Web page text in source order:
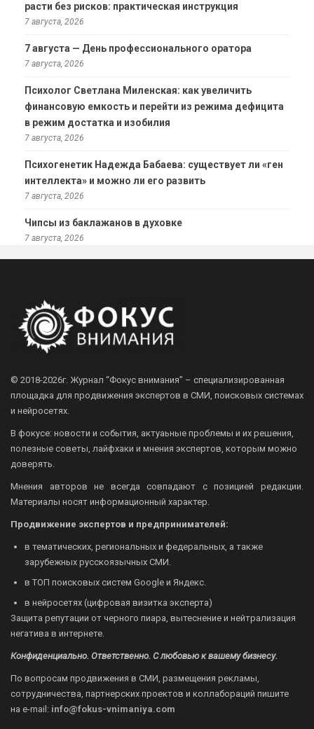
расти без рисков: практическая инструкция
7 августа, 2026
7 августа — День профессионального оратора
7 августа, 2026
Психолог Светлана Миленская: как увеличить
финансовую емкость и перейти из режима дефицита
в режим достатка и изобилия
7 августа, 2026
Психогенетик Надежда Бабаева: существует ли «ген
интеллекта» и можно ли его развить
7 августа, 2026
Чипсы из баклажанов в духовке
7 августа, 2026
© 2018-2026г. Журнал “Фокус внимания” – специализированная
площадка для продвижения экспертов в СМИ, поисковых системах
и нейросетях.
В фокусе: новости и события, актуаьные проблемы и их решения,
полезные советы, лайфхаки и мнения экспертов, которым можно
доверять.
Мнения авторов не всегда совпадают с позицией редакции.
Материалы носят информационный характер.
Продвижение экспертов и предпринимателей:
в тематических, региональных и федеральных, а также
зарубежных русскоязычных СМИ.
в ТОП поисковых систем Google и Яндекс.
в нейросетях (цифровая визитка эксперта)
Защита репутации от черного пиара, вытеснение и нейтрализация
негатива в интернете.
Конфиденциально. Ответственно. С любовью к вашему бизнесу.
По вопросам продвижения в СМИ, размещения рекламы,
сотрудничества, партнерских проектов и коллабораций пишите
на e-mail: info@fokus-vnimaniya.com